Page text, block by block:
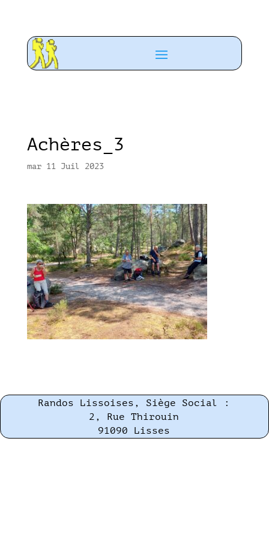
Achères_3
mar 11 Juil 2023
Randos Lissoises, Siège Social :
2, Rue Thirouin
91090 Lisses